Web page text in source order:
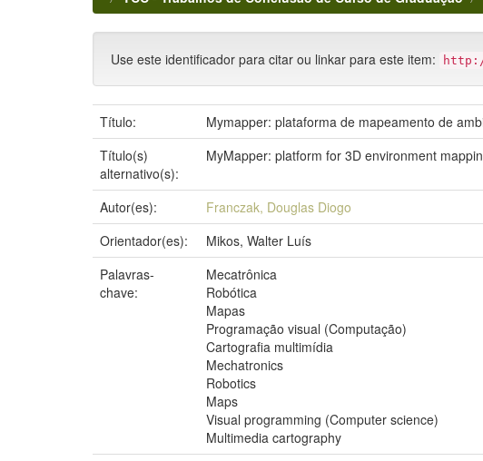
Use este identificador para citar ou linkar para este item:
Título:
Mymapper: plataforma de mapeamento de
Título(s)
alternativo(s):
MyMapper: platform for 3D environment
Autor(es):
Franczak, Douglas Diogo
Orientador(es):
Mikos, Walter Luís
Palavras-
chave:
Mecatrônica
Robótica
Mapas
Programação visual (Computação)
Cartografia multimídia
Mechatronics
Robotics
Maps
Visual programming (Computer science)
Multimedia cartography